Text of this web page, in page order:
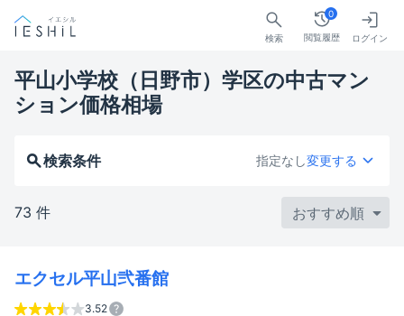
検索 閲覧履歴
0
ログイン
平山小学校（日野市）学区の中古マン
ション価格相場
検索条件 指定なし変更する
73 件
エクセル平山弐番館
3.52